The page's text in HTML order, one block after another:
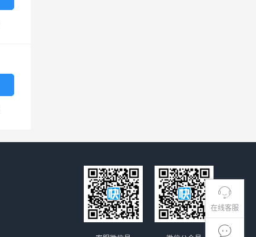
在线客服